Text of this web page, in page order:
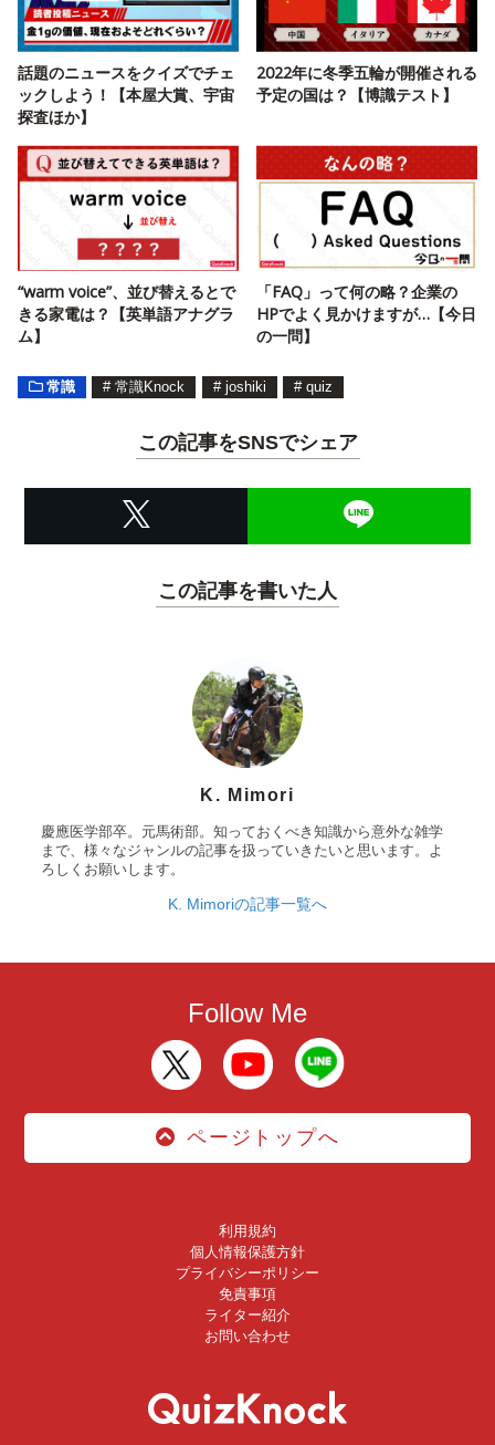
話題のニュースをクイズでチェ
ックしよう！【本屋大賞、宇宙
探査ほか】
2022年に冬季五輪が開催される
予定の国は？【博識テスト】
“warm voice”、並び替えるとで
きる家電は？【英単語アナグラ
ム】
「FAQ」って何の略？企業の
HPでよく見かけますが…【今日
の一問】
常識 # 常識Knock # joshiki # quiz
この記事をSNSでシェア
この記事を書いた人
K. Mimori
慶應医学部卒。元馬術部。知っておくべき知識から意外な雑学
まで、様々なジャンルの記事を扱っていきたいと思います。よ
ろしくお願いします。
K. Mimoriの記事一覧へ
Follow Me
ページトップへ
利用規約
個人情報保護方針
プライバシーポリシー
免責事項
ライター紹介
お問い合わせ